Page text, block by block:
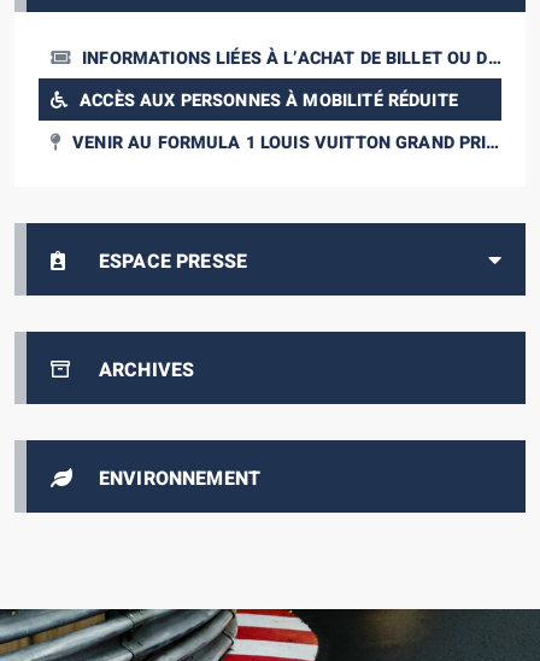
INFORMATIONS LIÉES À L’ACHAT DE BILLET OU DE
PACKAGE
ACCÈS AUX PERSONNES À MOBILITÉ RÉDUITE
VENIR AU FORMULA 1 LOUIS VUITTON GRAND PRIX
ESPACE PRESSE
ARCHIVES
ENVIRONNEMENT